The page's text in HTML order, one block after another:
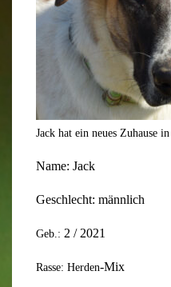
Jack hat ein neues Zuhause
Name: Jack
Geschlecht: männlich
Geb.: 2 / 2021
Rasse: Herden-Mix